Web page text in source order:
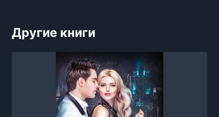
Другие книги